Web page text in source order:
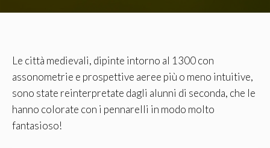
Le città medievali, dipinte intorno al 1300 con
assonometrie e prospettive aeree più o meno intuitive,
sono state reinterpretate dagli alunni di seconda, che le
hanno colorate con i pennarelli in modo molto
fantasioso!